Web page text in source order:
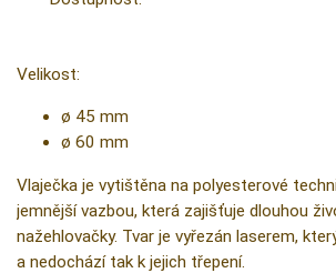
Velikost:
ø 45 mm
ø 60 mm
Vlaječka je vytištěna na polyesterové
jemnější vazbou, která zajišťuje dlouhou
nažehlovačky. Tvar je vyřezán laserem,
a nedochází tak k jejich třepení.